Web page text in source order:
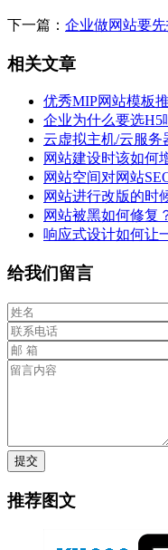
下一篇： 企业做网站要
相关文章
优秀MIP网站模板
企业为什么要选H5
云虚拟主机/云服务
网站建设时该如何
网站空间对网站
网站进行改版的时
网站被黑如何修复
响应式设计如何让
给我们留言
提交
推荐图文